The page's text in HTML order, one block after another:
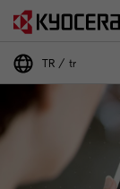
TR tr